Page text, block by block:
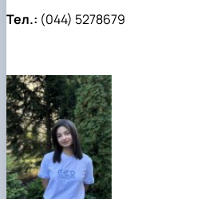
Тел.: (044) 5278679